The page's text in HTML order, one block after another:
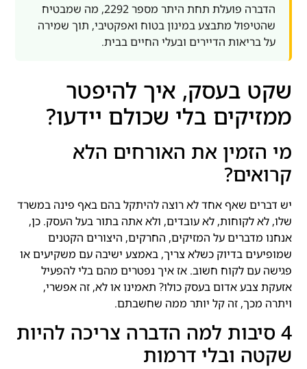
הדברה פועלת תחת היתר מספר 2292, מה שמבטיח
שהטיפול מתבצע במינון בטוח ואפקטיבי, תוך שמירה
על בריאות הדיירים ובעלי החיים בבית.
שקט בעסק, איך להיפטר
ממזיקים בלי שכולם יידעו?
מי הזמין את האורחים הלא
קרואים?
יש דברים שאף אחד לא רוצה להיתקל בהם באף פינה במשרד
שלו, לא לקוחות, לא עובדים, ולא אתה בתור בעל העסק. כן,
אנחנו מדברים על המזיקים, החרקים, היצורים הקטנים
שמופיעים בדיוק כשלא צריך, באמצע ישיבה עם משקיעים או
פגישה עם לקוח חשוב. אז איך נפטרים מהם בלי להפעיל
אזעקת צבע אדום בעסק כולו? תאמינו או לא, זה אפשרי,
ויתרה מכך, זה קל יותר ממה שחשבתם.
4 סיבות למה הדברה צריכה להיות
שקטה ובלי דרמות